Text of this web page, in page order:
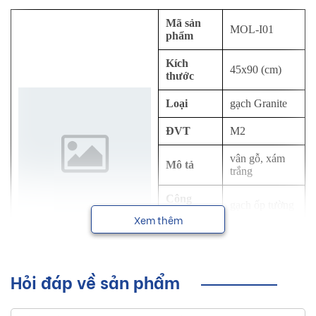
Mã sản
phẩm
MOL-I01
Kích
thước
45x90 (cm)
Loại gạch Granite
ĐVT M2
Mô tả
vân gỗ, xám
trắng
Công
Thương
NSX
Xem thêm
Hỏi đáp về sản phẩm